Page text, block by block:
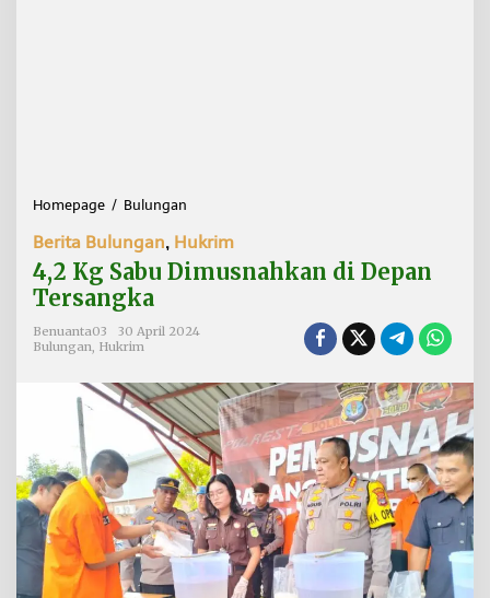
Homepage / Bulungan
2
K
g
D
i
m
u
s
n
a
h
k
a
n
Berita Bulungan, Hukrim
4,2 Kg Sabu Dimusnahkan di Depan
Tersangka
Benuanta03
30 April 2024
Bulungan Hukrim